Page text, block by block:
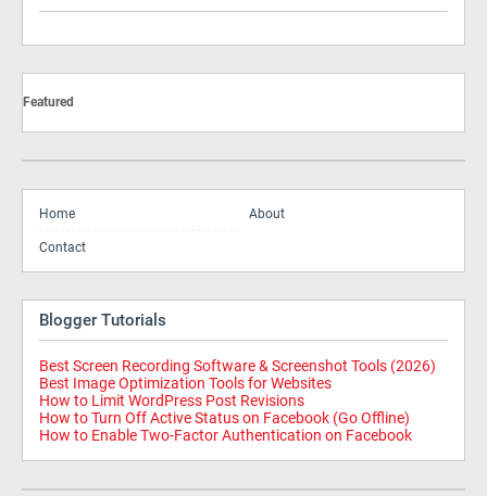
Featured
Home About
Contact
Blogger Tutorials
Best Screen Recording Software & Screenshot Tools (2026)
Best Image Optimization Tools for Websites
How to Limit WordPress Post Revisions
How to Turn Off Active Status on Facebook (Go Offline)
How to Enable Two-Factor Authentication on Facebook